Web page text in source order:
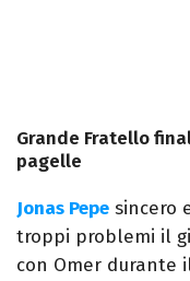
Grande Fratello
pagelle
Jonas Pepe sincero
troppi problemi il
con Omer durante